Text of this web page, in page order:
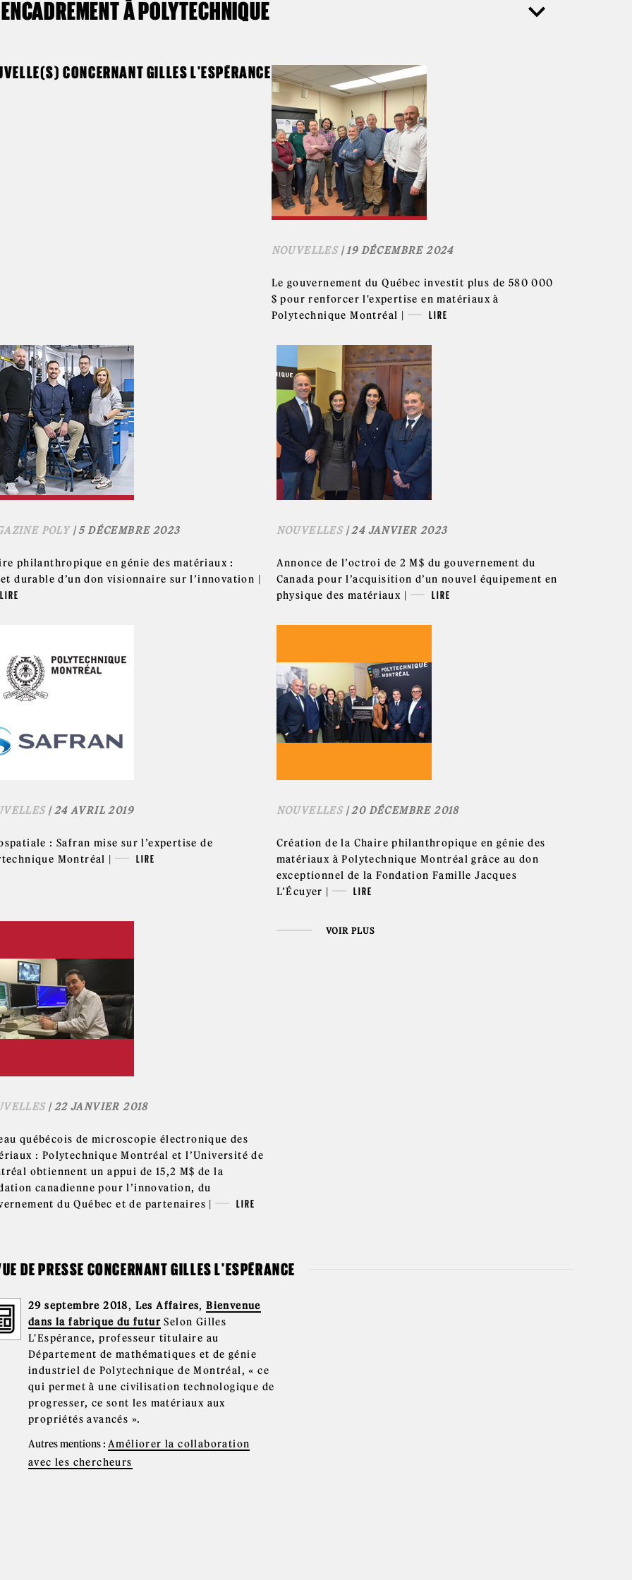
ENCADREMENT À POLYTECHNIQUE
CONCERNANT GILLES L'ESPÉRANCE
NOUVELLES| 19 DÉCEMBRE 2024
Le gouvernement du Québec investit plus de 580 000
$ pour renforcer l'expertise en matériaux à
Polytechnique Montréal |
LIRE
POLY| 5 DÉCEMBRE 2023
philanthropique en génie des matériaux :
durable d’un don visionnaire sur l’innovation |
LIRE
NOUVELLES| 24 JANVIER 2023
Annonce de l’octroi de 2 M$ du gouvernement du
Canada pour l’acquisition d’un nouvel équipement en
physique des matériaux |
LIRE
| 24 AVRIL 2019
: Safran mise sur l’expertise de
Montréal |
LIRE
NOUVELLES| 20 DÉCEMBRE 2018
Création de la Chaire philanthropique en génie des
matériaux à Polytechnique Montréal grâce au don
exceptionnel de la Fondation Famille Jacques
L’Écuyer |
LIRE
| 22 JANVIER 2018
québécois de microscopie électronique des
: Polytechnique Montréal et l’Université de
obtiennent un appui de 15,2 M$ de la
canadienne pour l’innovation, du
du Québec et de partenaires |
LIRE
VOIR PLUS
DE PRESSE CONCERNANT GILLES L'ESPÉRANCE
29 septembre 2018, Les Affaires,Bienvenue
dans la fabrique du futur Selon Gilles
L'Espérance, professeur titulaire au
Département de mathématiques et de génie
industriel de Polytechnique de Montréal, « ce
qui permet à une civilisation technologique de
progresser, ce sont les matériaux aux
propriétés avancés ».
Autres mentions : Améliorer la collaboration
avec les chercheurs